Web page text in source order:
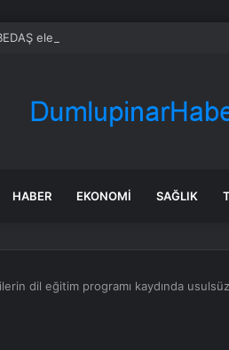
HABER EKONOMI SAĞLIK
dil eğitim programı kaydında